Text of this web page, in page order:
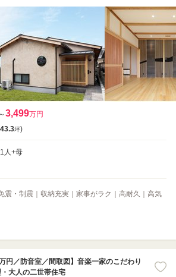
～3,499万円
43.3坪)
人+母
震・制震｜収納充実｜家事がラク｜高耐久｜高気
円／防音室／間取図】音楽一家のこだわり
大人の二世帯住宅